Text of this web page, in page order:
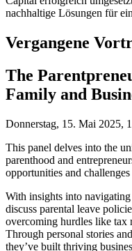
nachhaltige Lösungen für
Vergangene
The
Family and
Donnerstag, 15. Mai 2025,
This panel delves into the
parenthood and
opportunities and
With insights into
discuss parental leave
overcoming hurdles like tax
Through personal stories
they’ve built thriving